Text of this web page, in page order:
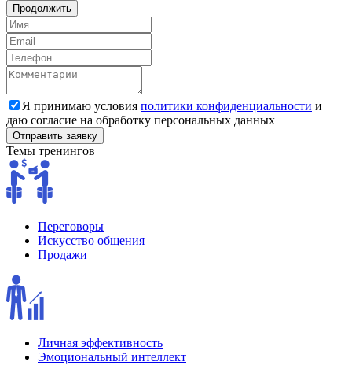
Продолжить
Я принимаю условия политики конфиденциальности и
даю согласие на обработку персональных данных
Темы тренингов
Переговоры
Искусство общения
Продажи
Личная эффективность
Эмоциональный интеллект